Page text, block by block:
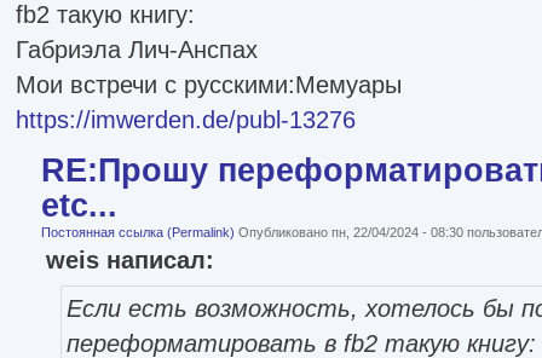
fb2 такую книгу:
Габриэла Лич-Анспах
Мои встречи с русскими:Мемуары
https://imwerden.de/publ-13276
RE:Прошу
etc...
Постоянная ссылка (Permalink) Опубликовано пн, 22/04/2024 - 08:30
weis написал:
Если есть возможность, хотелось бы
переформатировать в fb2 такую книгу: